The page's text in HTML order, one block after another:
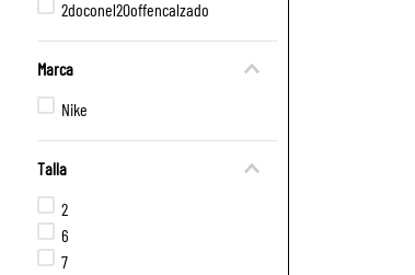
2doconel20offencalzado
Marca
Nike
Talla
2
6
7